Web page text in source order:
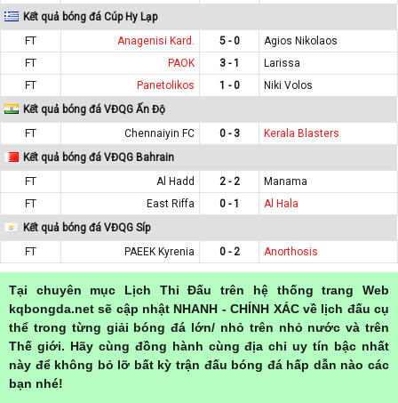
Kết quả bóng đá Cúp Hy Lạp
FT
Anagenisi Kard. 5 - 0
Agios Nikolaos
FT
PAOK 3 - 1
Larissa
FT
Panetolikos 1 - 0
Niki Volos
Kết quả bóng đá VĐQG Ấn Độ
FT
Chennaiyin FC 0 - 3
Kerala Blasters
Kết quả bóng đá VĐQG Bahrain
FT
Al Hadd 2 - 2
Manama
FT
East Riffa 0 - 1
Al Hala
Kết quả bóng đá VĐQG Síp
FT
PAEEK Kyrenia 0 - 2 Anorthosis
Tại chuyên mục Lịch Thi Đấu trên hệ thống trang Web
kqbongda.net sẽ cập nhật NHANH - CHÍNH XÁC về lịch đấu cụ
thể trong từng giải bóng đá lớn/ nhỏ trên nhỏ nước và trên
Thế giới. Hãy cùng đồng hành cùng địa chỉ uy tín bậc nhất
này để không bỏ lỡ bất kỳ trận đấu bóng đá hấp dẫn nào các
bạn nhé!